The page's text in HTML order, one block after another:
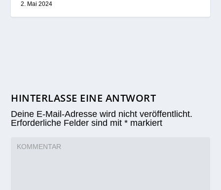
2. Mai 2024
HINTERLASSE EINE ANTWORT
Deine E-Mail-Adresse wird nicht veröffentlicht.
Erforderliche Felder sind mit* markiert